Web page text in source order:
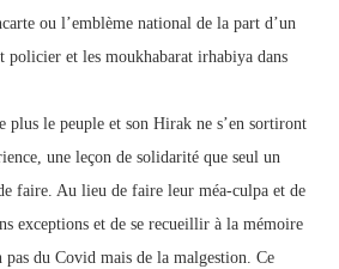
ou l’emblème national de la part d’un
policier et les moukhabarat irhabiya dans
le peuple et son Hirak ne s’en sortiront
une leçon de solidarité que seul un
faire. Au lieu de faire leur méa-culpa et de
exceptions et de se recueillir à la mémoire
pas du Covid mais de la malgestion. Ce